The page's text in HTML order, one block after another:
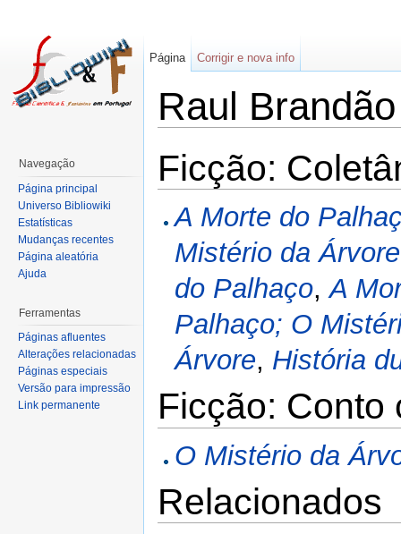
Raul Brandão
Ficção:
A Morte do
Mistério da Árvore
do Palhaço,A
Palhaço; O
Árvore, História
Ficção: Conto
O Mistério da
Relacionados
Página Corrigir e nova info
Navegação
Página principal
Universo Bibliowiki
Estatísticas
Mudanças recentes
Página aleatória
Ajuda
Ferramentas
Páginas afluentes
Alterações relacionadas
Páginas especiais
Versão para impressão
Link permanente